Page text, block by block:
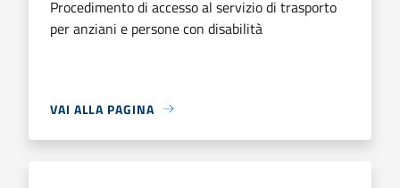
Procedimento di accesso al servizio di trasporto
per anziani e persone con disabilità
VAI ALLA PAGINA